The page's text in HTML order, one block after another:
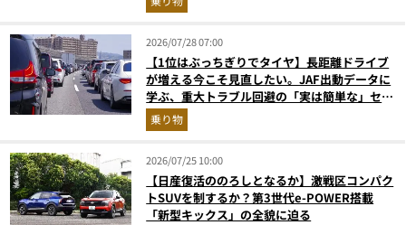
2026/07/28 07:00
【1位はぶっちぎりでタイヤ】長距離ドライブ
が増える今こそ見直したい。JAF出動データに
学ぶ、重大トラブル回避の「実は簡単な」セル
フメンテ術
乗り物
2026/07/25 10:00
【日産復活ののろしとなるか】激戦区コンパク
トSUVを制するか？第3世代e-POWER搭載
「新型キックス」の全貌に迫る